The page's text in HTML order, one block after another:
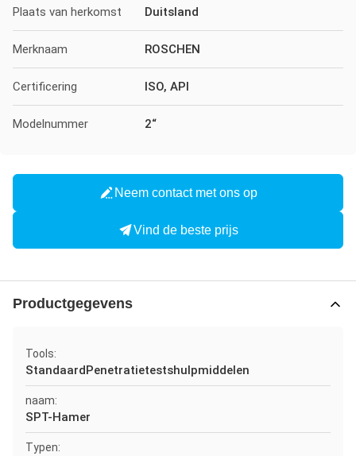
Plaats van herkomst Duitsland
Merknaam ROSCHEN
Certificering ISO, API
Modelnummer 2“
Neem contact met ons op
Vind de beste prijs
Productgegevens
Tools:
StandaardPenetratietestshulpmiddelen
naam:
SPT-Hamer
Typen: